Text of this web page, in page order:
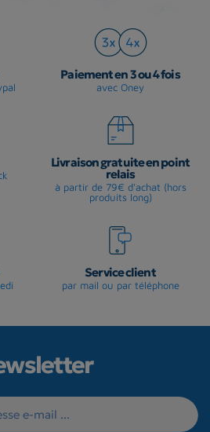
Paiement en 3 ou 4 fois
avec Oney
Livraison gratuite en point
relais
à partir de 79€ d'achat (hors
produits long)
Service client
par mail ou par téléphone